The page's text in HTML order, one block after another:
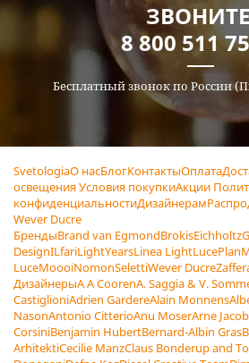
8 800 511
Бесплатный звонок по России
SvetologiaО насБлогКонтактыОплата
освещенияУсловия покупкиАкции
конфиденциальностиДизайнерам
Wever Ducre
БрендыBrand van EgmondBrokisEichholtz
DesignILfariLightYearsLinea LightLucePlan
LuceMoooiNomonSelettiWever Ducre
ДизайнерыA A CoorenA. Saggia & V.
CastiglioniAdrien GardereAlain Monnens
NasonAntonio CitterioAnu MoserArne
CorsiniBenjamin HubertBernard-Albin Gras
ArhitektiCecilie ManzClaus Bonderup and